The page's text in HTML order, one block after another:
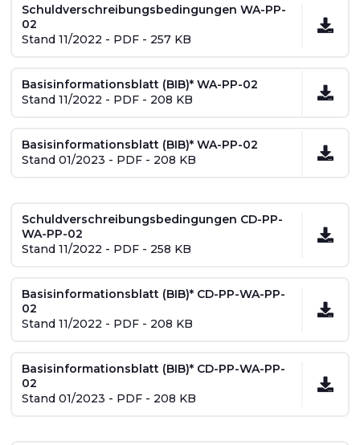
Schuldverschreibungsbedingungen WA-PP-
02
Stand 11/2022 - PDF - 257 KB
Basisinformationsblatt (BIB)* WA-PP-02
Stand 11/2022 - PDF - 208 KB
Basisinformationsblatt (BIB)* WA-PP-02
Stand 01/2023 - PDF - 208 KB
Schuldverschreibungsbedingungen CD-PP-
WA-PP-02
Stand 11/2022 - PDF - 258 KB
Basisinformationsblatt (BIB)* CD-PP-WA-PP-
02
Stand 11/2022 - PDF - 208 KB
Basisinformationsblatt (BIB)* CD-PP-WA-PP-
02
Stand 01/2023 - PDF - 208 KB